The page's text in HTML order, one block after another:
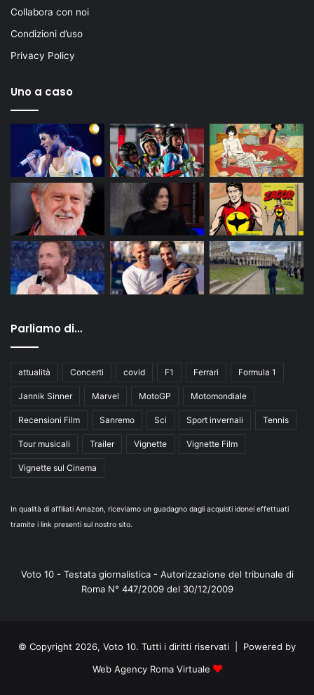
Collabora con noi
Condizioni d’uso
Privacy Policy
Uno a caso
Parliamo di…
attualità Concerti covid F1 Ferrari Formula 1
Jannik Sinner Marvel MotoGP Motomondiale
Recensioni Film Sanremo Sci Sport invernali Tennis
Tour musicali Trailer Vignette Vignette Film
Vignette sul Cinema
In qualità di affiliati Amazon, riceviamo un guadagno dagli acquisti idonei effettuati
tramite i link presenti sul nostro sito.
Voto 10 - Testata giornalistica - Autorizzazione del tribunale di
Roma N° 447/2009 del 30/12/2009
© Copyright 2026, Voto 10. Tutti i diritti riservati | Powered by
Web Agency Roma Virtuale